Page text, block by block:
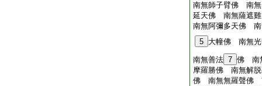
南無師子臂佛 南
延天佛 南無薩遮
南無阿彌多天佛
5 大幢佛 南無
南無善法 7 佛 南
摩羅勝佛 南無解
佛 南無無羅聲佛